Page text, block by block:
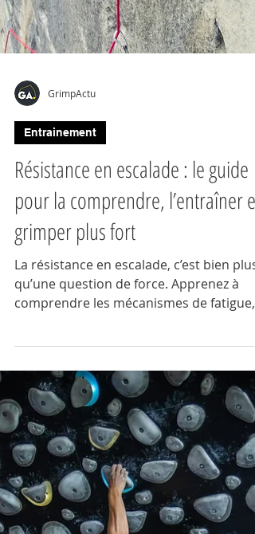
GrimpActu
Entrainement
Résistance en escalade : le guide
pour la comprendre, l’entraîner et
qu’une question de force. Apprenez à
comprendre les mécanismes de fatigue,
évaluez votre niveau et découvrez des
exercices concrets pour progresser. Un
guide complet pour développer
endurance et puissance sur mur ou en
falaise.